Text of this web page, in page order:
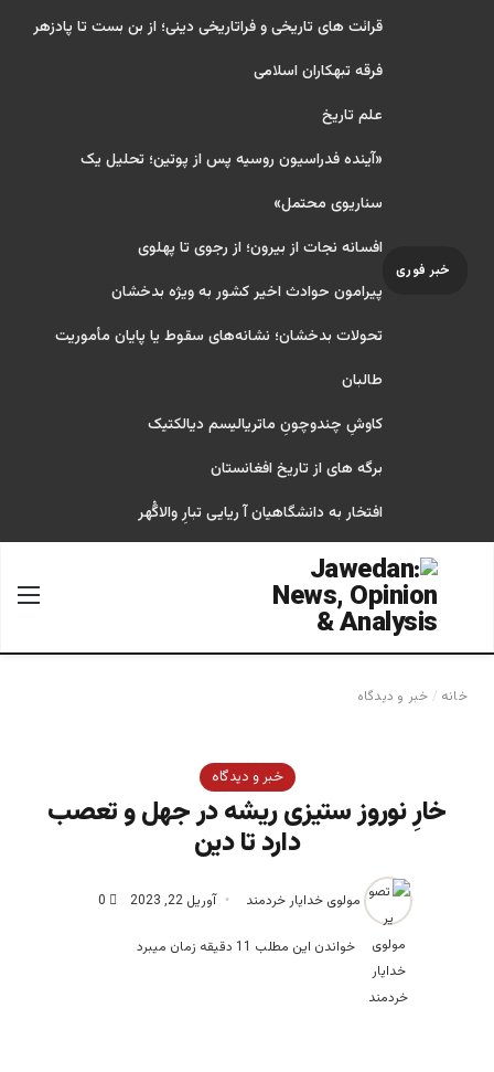
خبر فوری
قرائت های تاریخی و فراتاریخی دینی؛ از بن بست تا پادزهر
فرقه تبهکاران اسلامی
علم تاریخ
«آینده فدراسیون روسیه پس از پوتین؛ تحلیل یک
سناریوی محتمل»
افسانه نجات از بیرون؛ از رجوی تا پهلوی
پیرامون حوادث اخیر کشور به ویژه بدخشان
تحولات بدخشان؛ نشانه‌های سقوط یا پایان مأموریت
طالبان
کاوشِ چندو‌چونِ ماتریالیسم دیالکتیک
برگه های از تاریخ افغانستان
افتخار به دانشگاهیان آ ریایی تبارِ والاگُهر
جستجو برای
خانه / خبر و دیدگاه
خبر و دیدگاه
خارِ نوروز ستیزی ریشه در جهل و تعصب
دارد تا دین
مولوی خدایار خردمند آوریل 22, 2023 0
خواندن این مطلب 11 دقیقه زمان میبرد